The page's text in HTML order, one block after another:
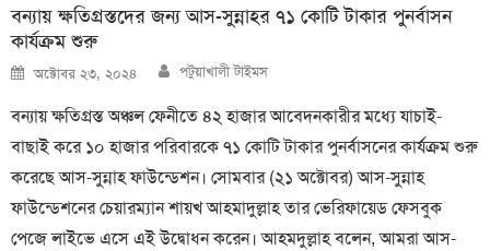
বন্যায় ক্ষতিগ্রস্তদের জন্য আস-সুন্নাহর ৭১ কোটি টাকার পুনর্বাসন
কার্যক্রম শুরু
Posted
on
অক্টোবর ২৩, ২০২৪ Author
পটুয়াখালী টাইমস
বন্যায় ক্ষতিগ্রস্ত অঞ্চল ফেনীতে ৪২ হাজার আবেদনকারীর মধ্যে যাচাই-
বাছাই করে ১০ হাজার পরিবারকে ৭১ কোটি টাকার পুনর্বাসনের কার্যক্রম শুরু
করেছে আস-সুন্নাহ ফাউন্ডেশন। সোমবার (২১ অক্টোবর) আস-সুন্নাহ
ফাউন্ডেশনের চেয়ারম্যান শায়খ আহমাদুল্লাহ তার ভেরিফায়েড ফেসবুক
পেজে লাইভে এসে এই উদ্বোধন করেন। আহমদুল্লাহ বলেন, আমরা আস-